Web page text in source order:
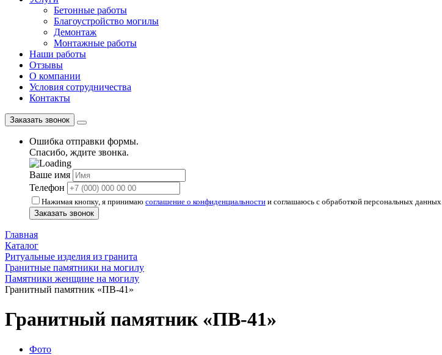
Бетонные работы
Благоустройство могилы
Демонтаж
Монтажные работы
Наши работы
Отзывы
О компании
Условия сотрудничества
Контакты
Заказать звонок
Ошибка отправки формы.
Спасибо, ждите звонка.
Ваше имя
Телефон
Нажимая кнопку, я принимаю соглашение о конфиденциальности и соглашаюсь с обработкой персональных данных
Заказать звонок
Главная
Каталог
Ритуальные изделия из гранита
Гранитные памятники на могилу
Памятники женщине на могилу
Гранитный памятник «ПВ-41»
Гранитный памятник «ПВ-41»
Фото